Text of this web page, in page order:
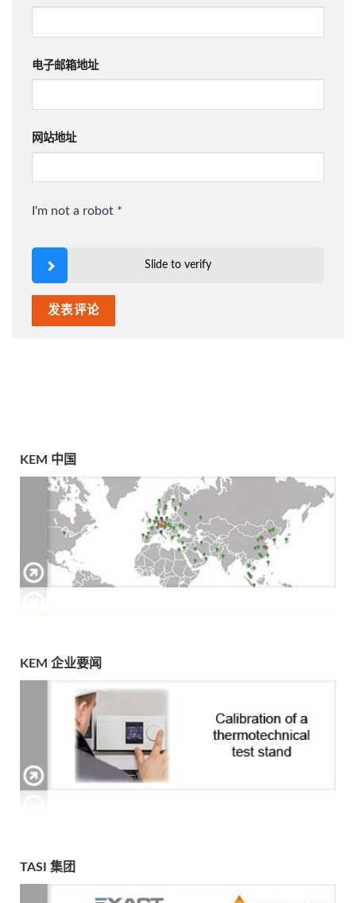
电子邮箱地址
网站地址
I'm not a robot *
Slide to verify
KEM 中国
KEM 企业要闻
TASI 集团